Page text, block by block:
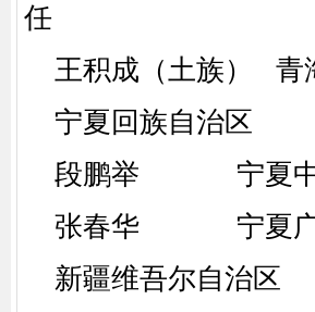
任
王积成（土族） 青
宁夏回族自治区
段鹏举 宁夏中卫
张春华 宁夏广播
新疆维吾尔自治区